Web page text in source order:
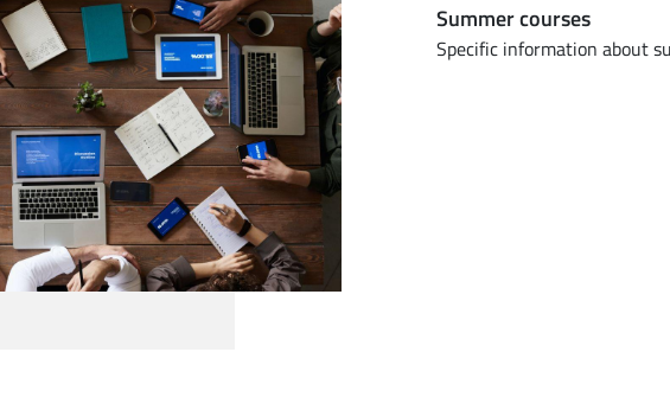
Summer courses
Specific information about